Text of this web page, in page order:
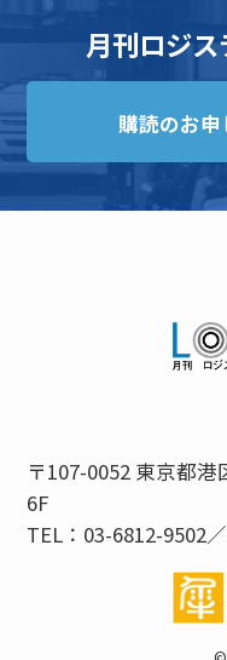
月刊ロジ
購読のお
〒107-0052 東京都
6F
TEL：03-6812-9502